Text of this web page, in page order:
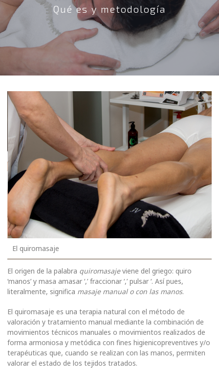
Qué es y metodología
El quiromasaje
El origen de la palabra quiromasajeviene del griego: quiro
‘manos’ y masa amasar ‘,’ fraccionar ‘,’ pulsar ‘. Así pues,
literalmente, significa masaje manual o con las manos.
El quiromasaje es una terapia natural con el método de
valoración y tratamiento manual mediante la combinación de
movimientos técnicos manuales o movimientos realizados de
forma armoniosa y metódica con fines higienicopreventives y/o
terapéuticas que, cuando se realizan con las manos, permiten
valorar el estado de los tejidos tratados.